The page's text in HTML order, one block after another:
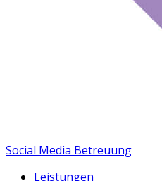
Social Media Betreuung
Leistungen